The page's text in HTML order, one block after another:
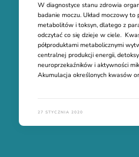
W diagnostyce stanu zdrowia
badanie moczu. Układ moczowy
metabolitów i toksyn, dlatego z
odczytać co się dzieje w ciele.
półproduktami metabolicznymi
centralnej produkcji energii,
neuroprzekaźników i aktywności
Akumulacja określonych kwasów
27 STYCZNIA 2020